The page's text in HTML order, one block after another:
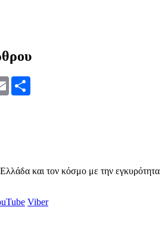
Email
και τον κόσμο με την εγκυρότητα
Viber